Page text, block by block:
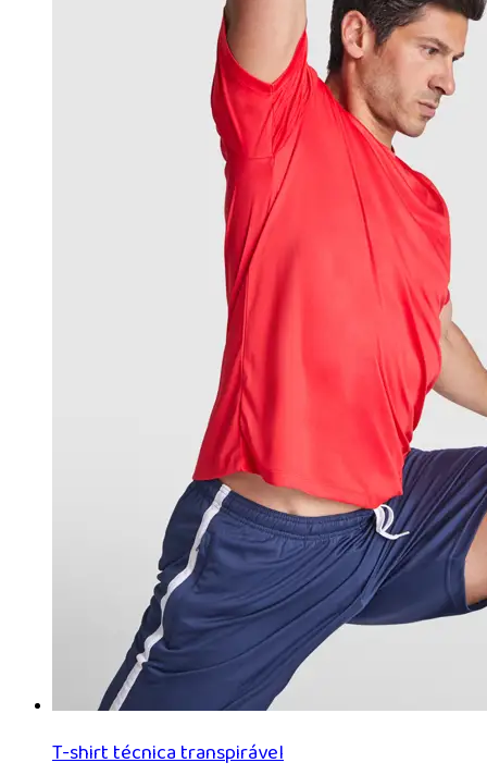
T-shirt técnica transpirável